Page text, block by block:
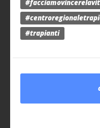
#trapianti